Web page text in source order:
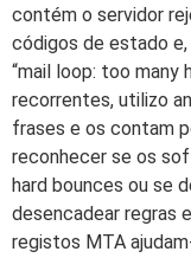
contém o servidor
códigos de estado
“mail loop: too many
recorrentes, utilizo
frases e os contam
reconhecer se os
hard bounces ou se
desencadear regras
registos MTA